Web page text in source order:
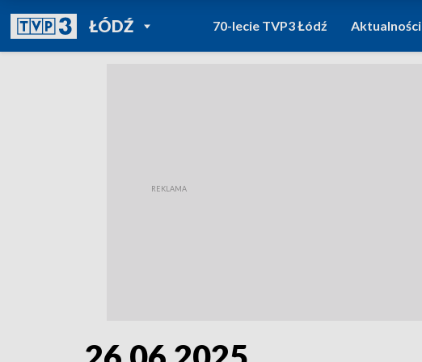
ŁÓDŹPOWRÓT DO
TVP REGIONY
70-lecie TVP3 Łódź Aktualności